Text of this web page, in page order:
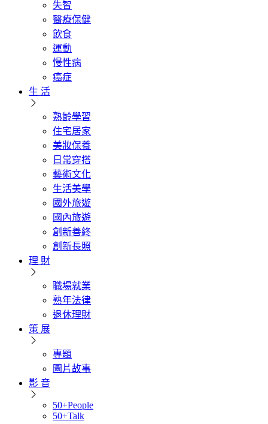
失智
醫療保健
飲食
運動
慢性病
癌症
生 活
熟齡學習
住宅居家
美妝保養
日常穿搭
藝術文化
生活美學
國外旅遊
國內旅遊
創新善終
創新長照
理 財
職場就業
熟年法律
退休理財
策 展
專題
圖片故事
影 音
50+People
50+Talk